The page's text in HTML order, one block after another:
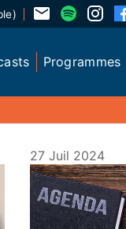
Programmes
27 Juil 2024